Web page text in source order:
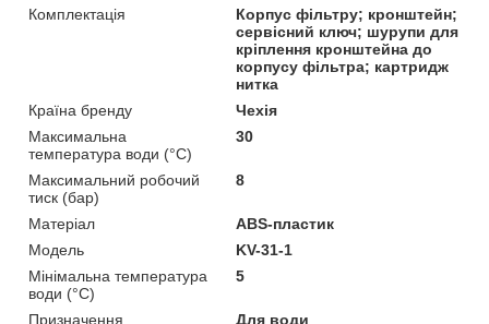
Комплектація
Корпус фільтру; кронштейн;
сервісний ключ; шурупи для
кріплення кронштейна до
корпусу фільтра; картридж
нитка
Країна бренду
Чехія
Максимальна
температура води (°C)
30
Максимальний робочий
тиск (бар)
8
Матеріал
ABS-пластик
Мoдель
KV-31-1
Мінімальна температура
води (°C)
5
Призначення
Для води